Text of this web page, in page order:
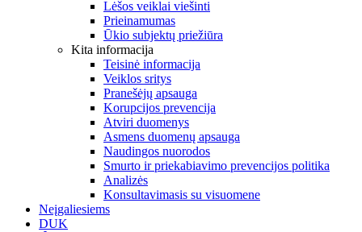
Lėšos veiklai viešinti
Prieinamumas
Ūkio subjektų priežiūra
Kita informacija
Teisinė informacija
Veiklos sritys
Pranešėjų apsauga
Korupcijos prevencija
Atviri duomenys
Asmens duomenų apsauga
Naudingos nuorodos
Smurto ir priekabiavimo prevencijos politika
Analizės
Konsultavimasis su visuomene
Neįgaliesiems
DUK